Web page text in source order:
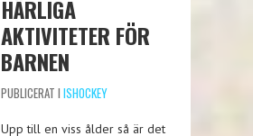
HÄRLIGA
AKTIVITETER FÖR
BARNEN
PUBLICERAT I ISHOCKEY
Upp till en viss ålder så är det